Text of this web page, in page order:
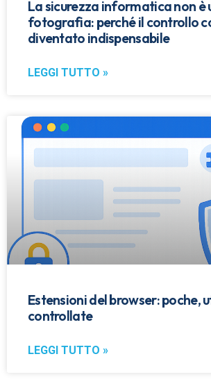
La sicurezza informatica non è
fotografia: perché il controllo
diventato indispensabile
LEGGI TUTTO »
Estensioni del browser: poche,
controllate
LEGGI TUTTO »